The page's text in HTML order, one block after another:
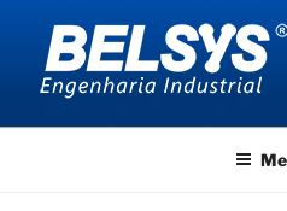
conteúdo
BELSYS